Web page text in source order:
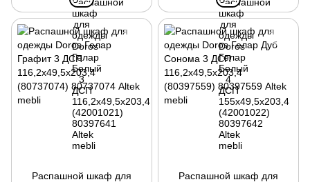
Распашной шкаф для
Распашной шкаф для